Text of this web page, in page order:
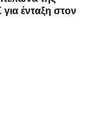
ένταξη στον